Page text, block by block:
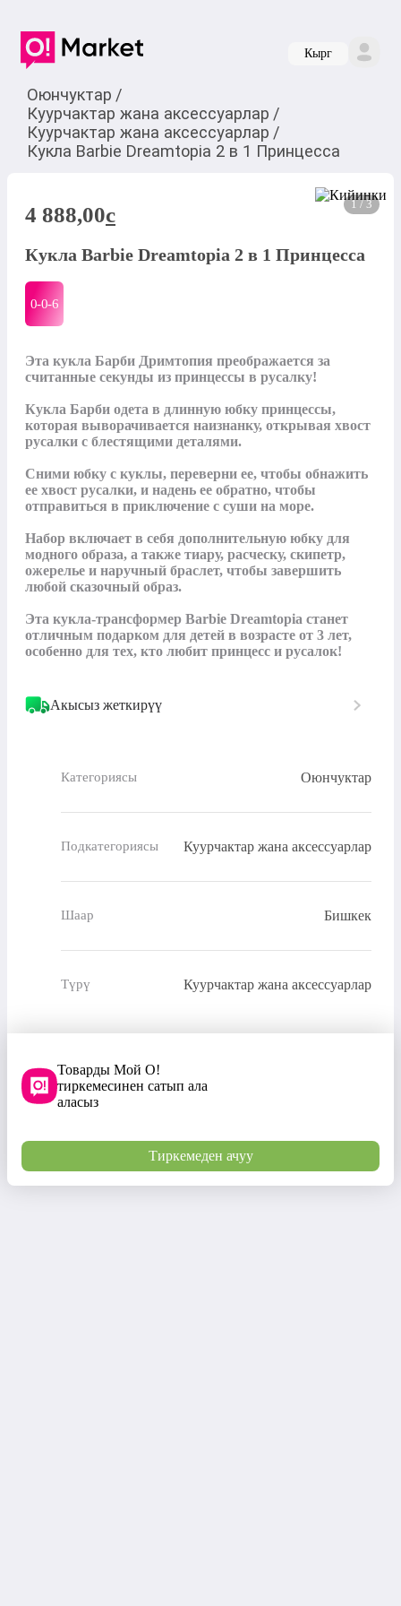
Кырг
Оюнчуктар /
Куурчактар жана аксессуарлар /
Куурчактар жана аксессуарлар /
Кукла Barbie Dreamtopia 2 в 1 Принцесса
1 / 3
4 888,00c
Кукла Barbie Dreamtopia 2 в 1 Принцесса
0-0-6
Эта кукла Барби Дримтопия преображается за
считанные секунды из принцессы в русалку!
Кукла Барби одета в длинную юбку принцессы,
которая выворачивается наизнанку, открывая хвост
русалки с блестящими деталями.
Сними юбку с куклы, переверни ее, чтобы обнажить
ее хвост русалки, и надень ее обратно, чтобы
отправиться в приключение с суши на море.
Набор включает в себя дополнительную юбку для
модного образа, а также тиару, расческу, скипетр,
ожерелье и наручный браслет, чтобы завершить
любой сказочный образ.
Эта кукла-трансформер Barbie Dreamtopia станет
отличным подарком для детей в возрасте от 3 лет,
особенно для тех, кто любит принцесс и русалок!
Акысыз жеткирүү
Категориясы Оюнчуктар
Подкатегориясы Куурчактар жана аксессуарлар
Шаар Бишкек
Түрү Куурчактар жана аксессуарлар
Товарды Мой О!
тиркемесинен сатып ала
аласыз
Тиркемеден ачуу